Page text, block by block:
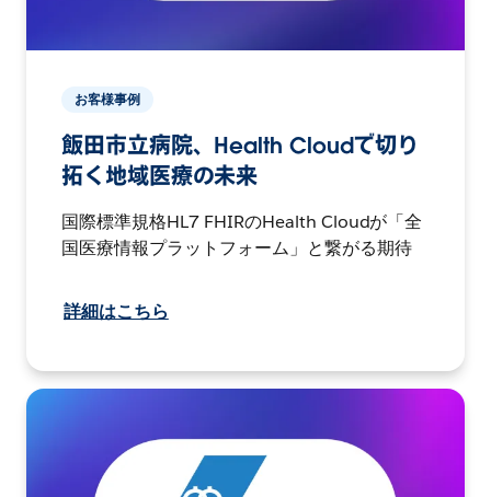
お客様事例
飯田市立病院、Health Cloudで切り
拓く地域医療の未来
国際標準規格HL7 FHIRのHealth Cloudが「全
国医療情報プラットフォーム」と繋がる期待
詳細はこちら